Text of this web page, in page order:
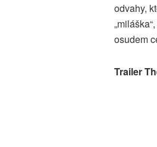
odvahy,
osudem
Trailer